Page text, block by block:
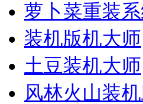
萝卜菜重装
装机版机大师
土豆装机大师
风林火山装